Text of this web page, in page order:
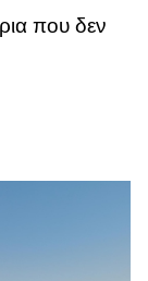
που δεν